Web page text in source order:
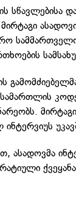
სწავლებისა
მირტაგი
სამართლის
ასადოვმა